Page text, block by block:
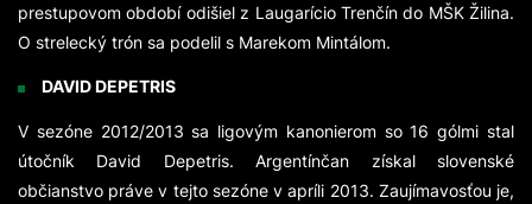
prestupovom období odišiel z Laugarício Trenčín do MŠK Žilina.
O strelecký trón sa podelil s Marekom Mintálom.
DAVID DEPETRIS
V sezóne 2012/2013 sa ligovým kanonierom so 16 gólmi stal
útočník David Depetris. Argentínčan získal slovenské
občianstvo práve v tejto sezóne v apríli 2013. Zaujímavosťou je,